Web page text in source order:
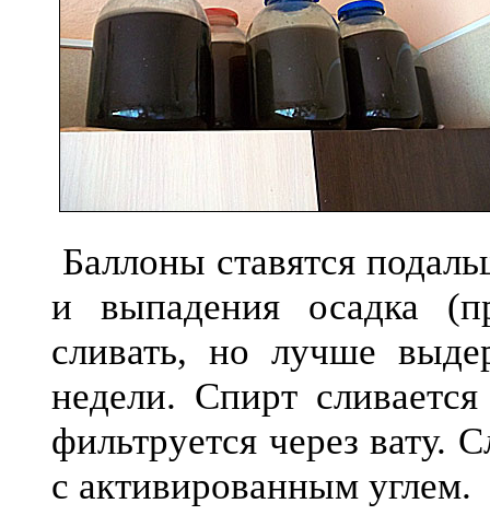
Баллоны ставятся
и выпадения осадка
сливать, но лучше
недели. Спирт
фильтруется через вату.
с активированным углем.